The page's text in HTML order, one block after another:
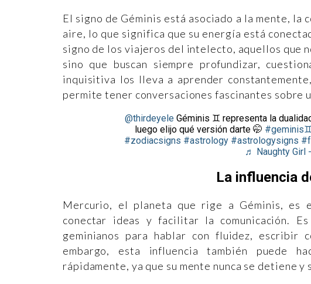
El signo de Géminis está asociado a la mente, la
aire, lo que significa que su energía está
signo de los viajeros del intelecto, aquellos que
sino que buscan siempre profundizar,
inquisitiva los lleva a aprender
permite tener conversaciones fascinantes sobre
@thirdeyeleGéminis ♊️ representa la
luego elijo qué versión darte 🤭 #geminis♊️
#zodiacsigns #astrology #astrologysigns
♬ Naughty Girl
La influencia
Mercurio, el planeta que rige a Géminis, es
conectar ideas y facilitar la comunicación.
geminianos para hablar con fluidez, escribir
embargo, esta influencia también puede
rápidamente, ya que su mente nunca se detiene